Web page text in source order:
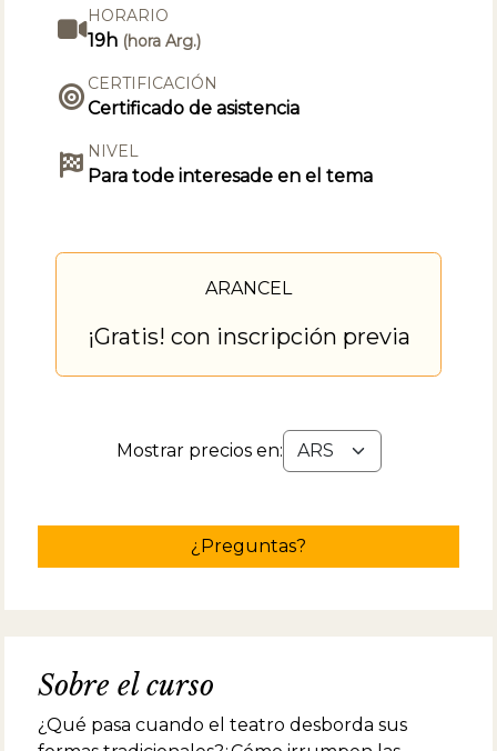
HORARIO
19h (hora Arg.)
CERTIFICACIÓN
Certificado de asistencia
NIVEL
Para tode interesade en el tema
ARANCEL
¡Gratis! con inscripción previa
Mostrar precios en:
¿Preguntas?
Sobre el curso
¿Qué pasa cuando el teatro desborda sus